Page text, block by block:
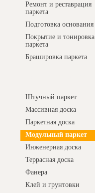
Ремонт и реставрация
паркета
Подготовка основания
Покрытие и тонировка
паркета
Брашировка паркета
Штучный паркет
Массивная доска
Паркетная доска
Модульный паркет
Инженерная доска
Террасная доска
Фанера
Клей и грунтовки